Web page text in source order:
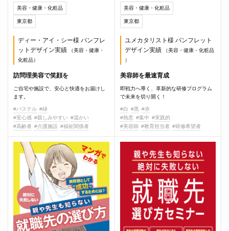
美容・健康・化粧品
東京都
ディー・アイ・シー様 パンフレ
ットデザイン実績
（美容・健康・
化粧品）
訪問理美容で笑顔を
ご自宅や施設で、安心と快適をお届けし
ます。
#パステル #緑
#安心感 #親しみやすい #温かい
#高齢者 #介護施設 #福祉関係者
美容・健康・化粧品
東京都
ユメカタリスト様 パンフレット
デザイン実績
（美容・健康・化粧品
）
美容師を最速育成
即戦力へ導く、革新的な研修プログラム
で未来を切り開く！
#白 #黒 #赤
#熱意 #集中 #実践的
#美容師 #教育担当者 #研修希望者